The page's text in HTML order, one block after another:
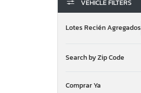
VEHICLE FILTERS
Lotes Recién Agregados
Search by Zip Code
Comprar Ya